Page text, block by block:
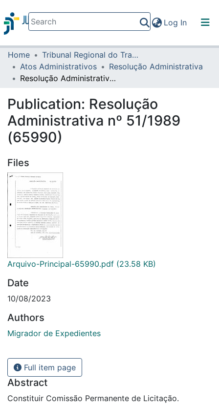
Log In(current)
Communities & Collections
All of DSpace
Home
Tribunal Regional do Trabalho da 16ª Região
Atos Administrativos
Resolução Administrativa
Resolução Administrativa nº 51/1989 (65990)
Publication: Resolução
Administrativa nº 51/1989
(65990)
Files
Arquivo-Principal-65990.pdf (23.58 KB)
Date
10/08/2023
Authors
Migrador de Expedientes
Full item page
Abstract
Constituir Comissão Permanente de Licitação.